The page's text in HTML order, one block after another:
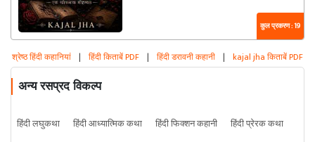
कुल प्रकरण : 19
श्रेष्ठ हिंदी कहानियां | हिंदी किताबें PDF | हिंदी डरावनी कहानी | kajal jha किताबें PDF
अन्य रसप्रद विकल्प
हिंदी लघुकथा हिंदी आध्यात्मिक कथा हिंदी फिक्शन कहानी
हिंदी प्रेरक कथा